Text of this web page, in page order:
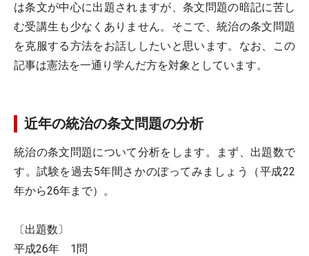
は条文が中心に出題されますが、条文問題の暗記に苦し
む受講生も少なくありません。そこで、統治の条文問題
を克服する方法をお話ししたいと思います。なお、この
記事は憲法を一通り学んだ方を対象としています。
近年の統治の条文問題の分析
統治の条文問題について分析をします。まず、出題数で
す。試験を過去5年間さかのぼってみましょう（平成22
年から26年まで）。
〔出題数〕
平成26年 1問